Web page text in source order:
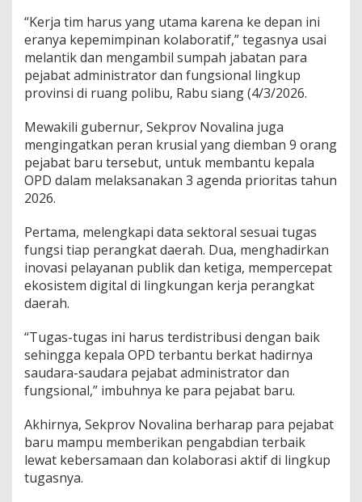
S
e
n
d
r
“Kerja tim harus yang utama karena ke depan ini
eranya kepemimpinan kolaboratif,” tegasnya usai
melantik dan mengambil sumpah jabatan para
pejabat administrator dan fungsional lingkup
provinsi di ruang polibu, Rabu siang (4/3/2026.
Mewakili gubernur, Sekprov Novalina juga
mengingatkan peran krusial yang diemban 9 orang
pejabat baru tersebut, untuk membantu kepala
OPD dalam melaksanakan 3 agenda prioritas tahun
2026.
Pertama, melengkapi data sektoral sesuai tugas
fungsi tiap perangkat daerah. Dua, menghadirkan
inovasi pelayanan publik dan ketiga, mempercepat
ekosistem digital di lingkungan kerja perangkat
daerah.
“Tugas-tugas ini harus terdistribusi dengan baik
sehingga kepala OPD terbantu berkat hadirnya
saudara-saudara pejabat administrator dan
fungsional,” imbuhnya ke para pejabat baru.
Akhirnya, Sekprov Novalina berharap para pejabat
baru mampu memberikan pengabdian terbaik
lewat kebersamaan dan kolaborasi aktif di lingkup
tugasnya.